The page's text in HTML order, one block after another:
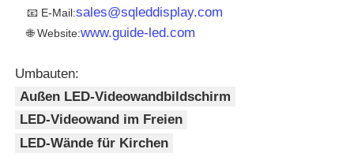
📧 E-Mail:sales@sqleddisplay.com
🌐 Website:www.guide-led.com
Umbauten:
Außen LED-Videowandbildschirm
LED-Videowand im Freien
LED-Wände für Kirchen